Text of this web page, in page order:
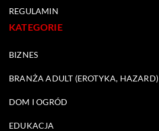
REGULAMIN
KATEGORIE
BIZNES
BRANŻA ADULT (EROTYKA, HAZARD)
DOM I OGRÓD
EDUKACJA